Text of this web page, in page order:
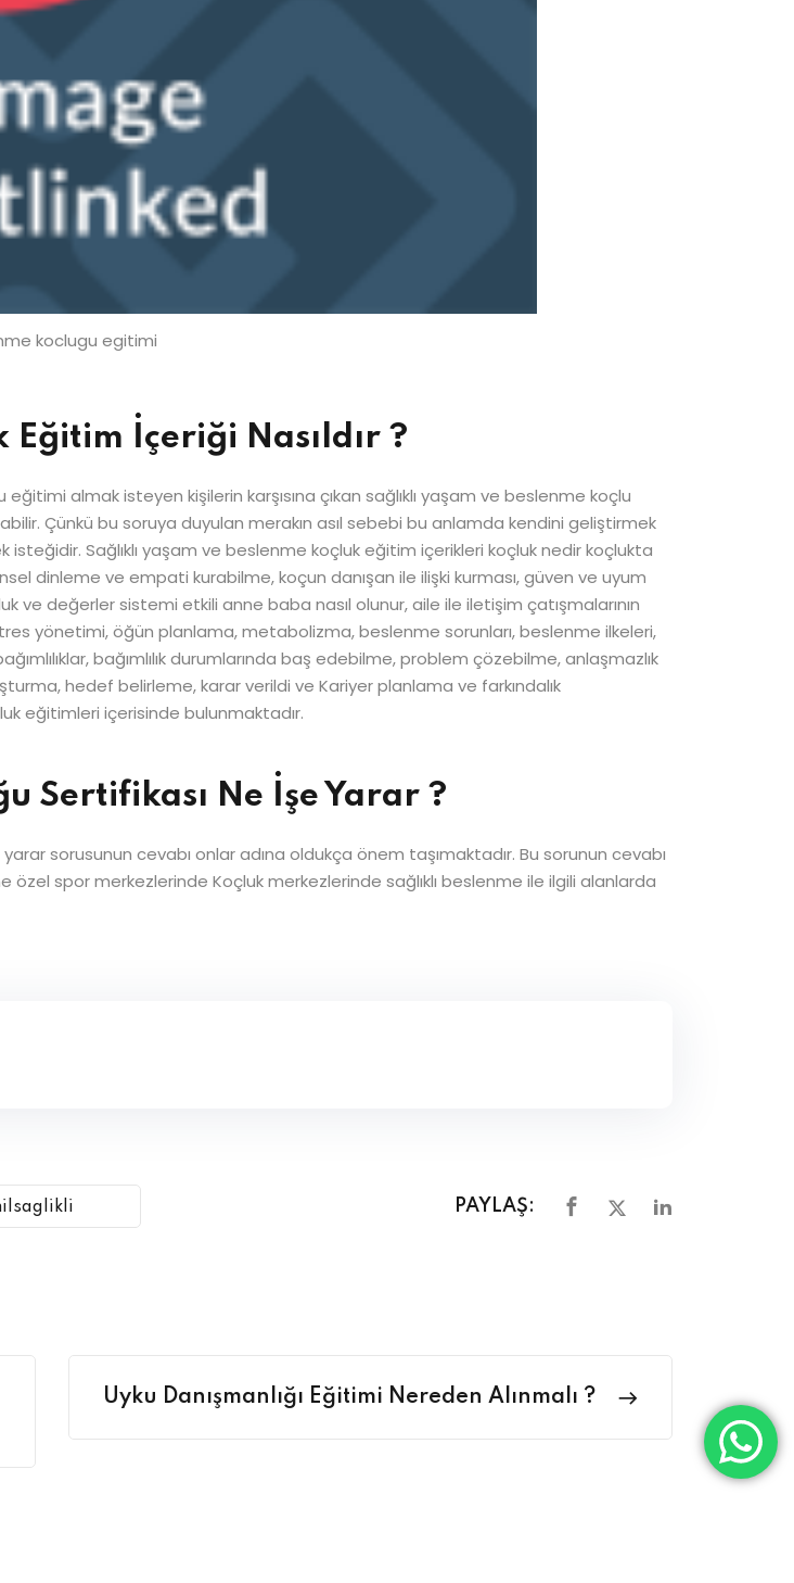
koclugu egitimi
Eğitim İçeriği Nasıldır ?
eğitimi almak isteyen kişilerin karşısına çıkan sağlıklı yaşam ve beslenme koçlu
Çünkü bu soruya duyulan merakın asıl sebebi bu anlamda kendini geliştirmek
Sağlıklı yaşam ve beslenme koçluk eğitim içerikleri koçluk nedir koçlukta
dinleme ve empati kurabilme, koçun danışan ile ilişki kurması, güven ve uyum
ve değerler sistemi etkili anne baba nasıl olunur, aile ile iletişim çatışmalarının
yönetimi, öğün planlama, metabolizma, beslenme sorunları, beslenme ilkeleri,
bağımlılık durumlarında baş edebilme, problem çözebilme, anlaşmazlık
hedef belirleme, karar verildi ve Kariyer planlama ve farkındalık
eğitimleri içerisinde bulunmaktadır.
Sertifikası Ne İşe Yarar ?
sorusunun cevabı onlar adına oldukça önem taşımaktadır. Bu sorunun cevabı
spor merkezlerinde Koçluk merkezlerinde sağlıklı beslenme ile ilgili alanlarda
PAYLAŞ:
Uyku Danışmanlığı Eğitimi Nereden Alınmalı ?